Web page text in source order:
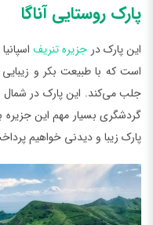
پارک روستایی آناگا
این پارک در جزیره تنریف
است که با طبیعت بکر و
جلب می‌کند. این پارک در شمال
گردشگری بسیار مهم این
پارک زیبا و دیدنی خواهیم